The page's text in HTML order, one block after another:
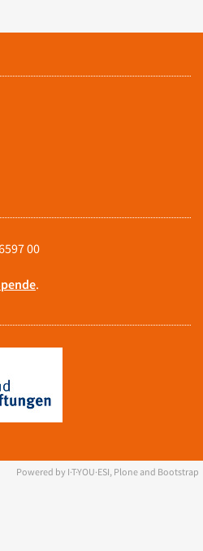
00
.
Powered by I·T·YOU·ESI, Plone and Bootstrap